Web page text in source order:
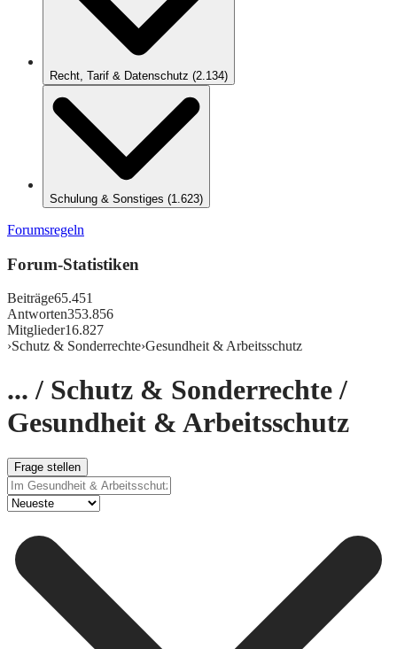
Recht, Tarif & Datenschutz (2.134)
Schulung & Sonstiges (1.623)
Forumsregeln
Forum-Statistiken
Beiträge65.451
Antworten353.856
Mitglieder16.827
›Schutz & Sonderrechte›Gesundheit & Arbeitsschutz
... / Schutz & Sonderrechte /
Gesundheit & Arbeitsschutz
Frage stellen